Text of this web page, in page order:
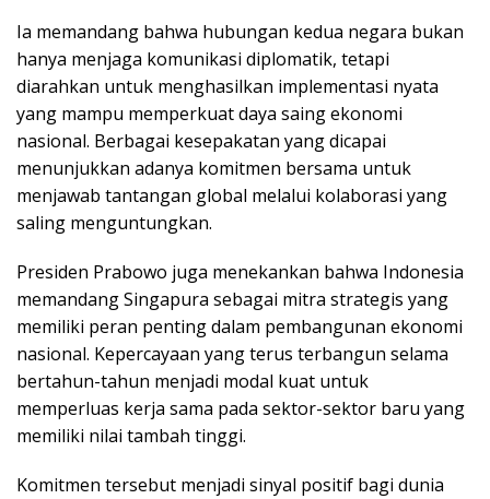
Ia memandang bahwa hubungan kedua negara bukan
hanya menjaga komunikasi diplomatik, tetapi
diarahkan untuk menghasilkan implementasi nyata
yang mampu memperkuat daya saing ekonomi
nasional. Berbagai kesepakatan yang dicapai
menunjukkan adanya komitmen bersama untuk
menjawab tantangan global melalui kolaborasi yang
saling menguntungkan.
Presiden Prabowo juga menekankan bahwa Indonesia
memandang Singapura sebagai mitra strategis yang
memiliki peran penting dalam pembangunan ekonomi
nasional. Kepercayaan yang terus terbangun selama
bertahun-tahun menjadi modal kuat untuk
memperluas kerja sama pada sektor-sektor baru yang
memiliki nilai tambah tinggi.
Komitmen tersebut menjadi sinyal positif bagi dunia